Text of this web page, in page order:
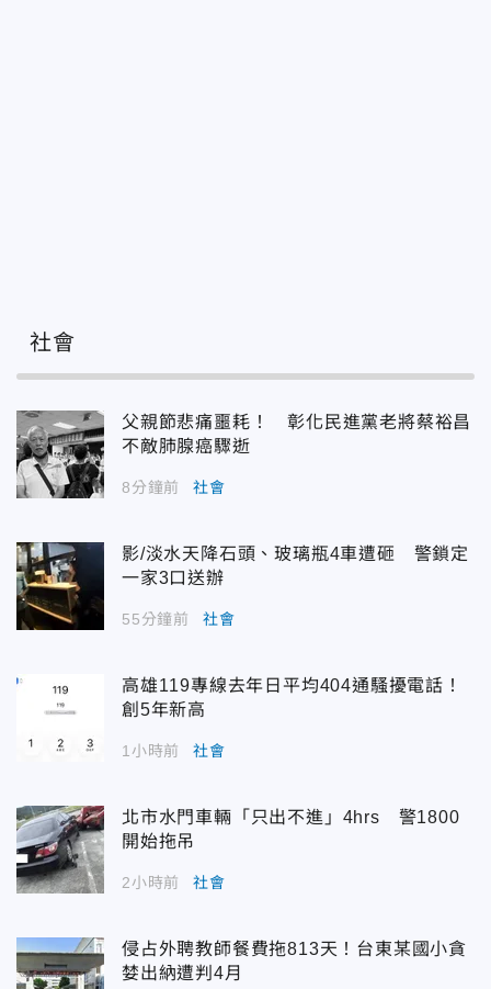
社會
父親節悲痛噩耗！ 彰化民進黨老將蔡裕昌
不敵肺腺癌驟逝
8分鐘前 社會
影/淡水天降石頭、玻璃瓶4車遭砸 警鎖定
一家3口送辦
55分鐘前 社會
高雄119專線去年日平均404通騷擾電話！
創5年新高
1小時前 社會
北市水門車輛「只出不進」4hrs 警1800
開始拖吊
2小時前 社會
侵占外聘教師餐費拖813天！台東某國小貪
婪出納遭判4月